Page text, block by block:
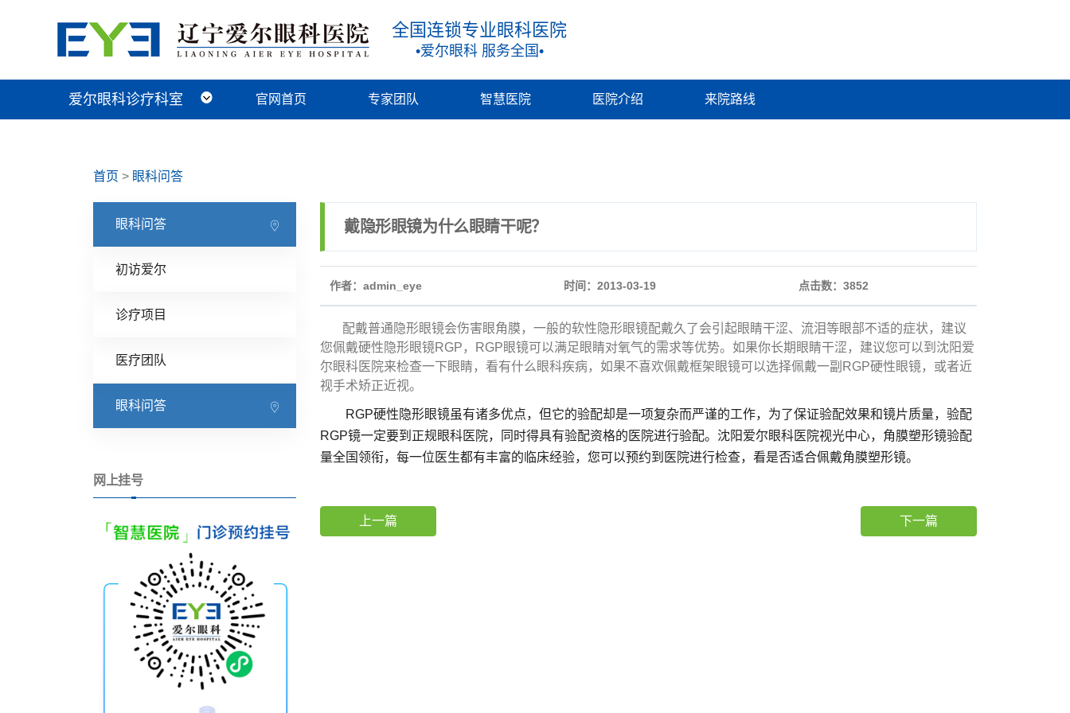
全国连锁专业眼科医院
•爱尔眼科 服务全国•
爱尔眼科诊疗科室
近视手术科
视光及小儿眼病科
白内障科
青光眼科
角膜眼表科
整形眼眶科
眼底病科
中医眼科 官网首页 专家团队 智慧医院 医院介绍 来院路线
首页 > 眼科问答
眼科问答
初访爱尔
诊疗项目
医疗团队
眼科问答
网上挂号
戴隐形眼镜为什么眼睛干呢？
作者：admin_eye 时间：2013-03-19 点击数： 3852
配戴普通隐形眼镜会伤害眼角膜，一般的软性隐形眼镜配戴久了会引起眼睛干涩、流泪等眼部不适的症状，建议
您佩戴硬性隐形眼镜RGP，RGP眼镜可以满足眼睛对氧气的需求等优势。如果你长期眼睛干涩，建议您可以到沈阳爱
尔眼科医院来检查一下眼睛，看有什么眼科疾病，如果不喜欢佩戴框架眼镜可以选择佩戴一副RGP硬性眼镜，或者近
视手术矫正近视。
RGP硬性隐形眼镜虽有诸多优点，但它的验配却是一项复杂而严谨的工作，为了保证验配效果和镜片质量，验配
RGP镜一定要到正规眼科医院，同时得具有验配资格的医院进行验配。沈阳爱尔眼科医院视光中心，角膜塑形镜验配
量全国领衔，每一位医生都有丰富的临床经验，您可以预约到医院进行检查，看是否适合佩戴角膜塑形镜。
上一篇 下一篇